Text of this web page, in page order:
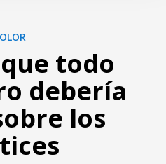
todo
debería
los